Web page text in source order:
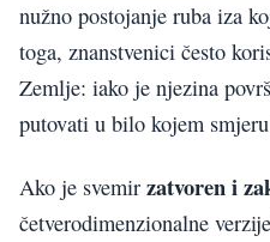
nužno postojanje ruba iza
toga, znanstvenici često
Zemlje: iako je njezina
putovati u bilo kojem
Ako je svemir zatvoren i
četverodimenzionalne